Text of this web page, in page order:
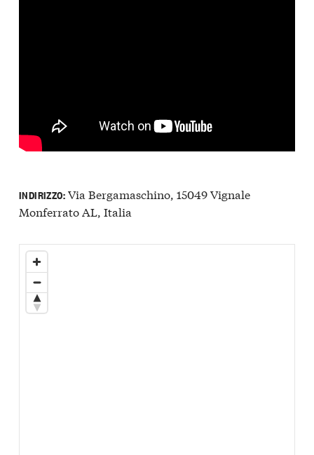
INDIRIZZO:Via Bergamaschino, 15049 Vignale
Monferrato AL, Italia